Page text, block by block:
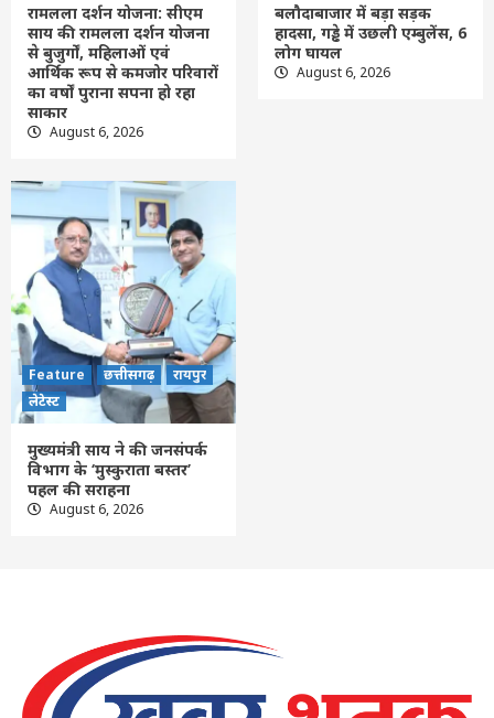
5
Feature छत्तीसगढ़ लेटेस्ट
मुख्यमंत्री साय ने की जनसंपर्क विभाग के ‘मुस्कुराता
बस्तर’ पहल की सराहना
रामलला दर्शन योजना: सीएम
साय की रामलला दर्शन योजना
से बुजुर्गों, महिलाओं एवं
आर्थिक रूप से कमजोर परिवारों
का वर्षों पुराना सपना हो रहा
साकार
August 6, 2026
बलौदाबाजार में बड़ा सड़क
हादसा, गड्ढे में उछली एम्बुलेंस, 6
लोग घायल
August 6, 2026
Feature छत्तीसगढ़
रायपुर
लेटेस्ट
मुख्यमंत्री साय ने की जनसंपर्क
विभाग के ‘मुस्कुराता बस्तर’
पहल की सराहना
August 6, 2026